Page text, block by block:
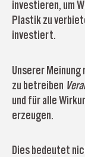
investieren, um
Plastik zu
investiert.
Unserer
zu betreiben
und für alle
erzeugen.
Dies bedeutet